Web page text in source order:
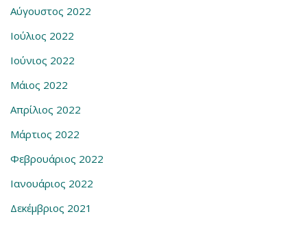
Αύγουστος 2022
Ιούλιος 2022
Ιούνιος 2022
Μάιος 2022
Απρίλιος 2022
Μάρτιος 2022
Φεβρουάριος 2022
Ιανουάριος 2022
Δεκέμβριος 2021